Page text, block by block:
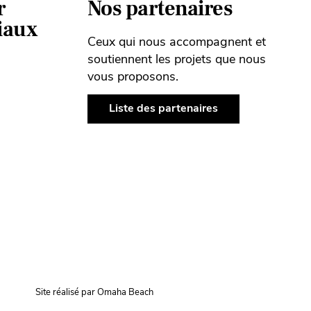
Nos partenaires
Ceux qui nous accompagnent et
soutiennent les projets que nous
vous proposons.
Liste des partenaires
Site réalisé par Omaha Beach